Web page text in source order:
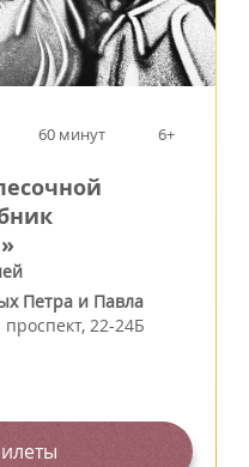
60 минут 6+
Петра и Павла
22-24Б